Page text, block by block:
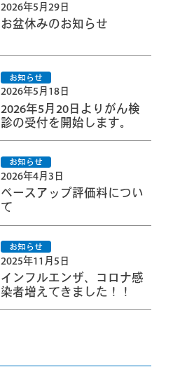
お盆休みのお知らせ
2026年5月29日
2026年5月20日よりがん検
診の受付を開始します。
2026年5月18日
ベースアップ評価料につい
て
2026年4月3日
インフルエンザ、コロナ感
染者増えてきました！！
2025年11月5日